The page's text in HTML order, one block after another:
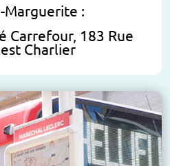
Marguerite :
Carrefour, 183 Rue
Charlier